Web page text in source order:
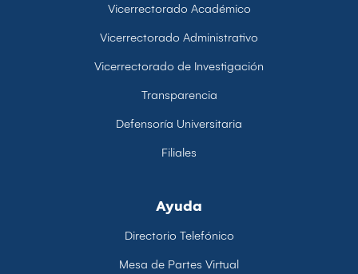
Vicerrectorado Académico
Vicerrectorado Administrativo
Vicerrectorado de Investigación
Transparencia
Defensoría Universitaria
Filiales
Ayuda
Directorio Telefónico
Mesa de Partes Virtual